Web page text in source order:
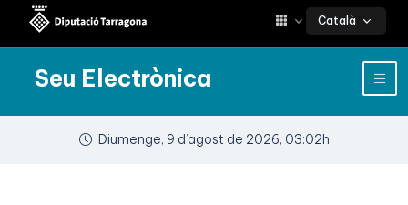
Català
Seu Electrònica
Diumenge, 9 d’agost de 2026, 03:02h